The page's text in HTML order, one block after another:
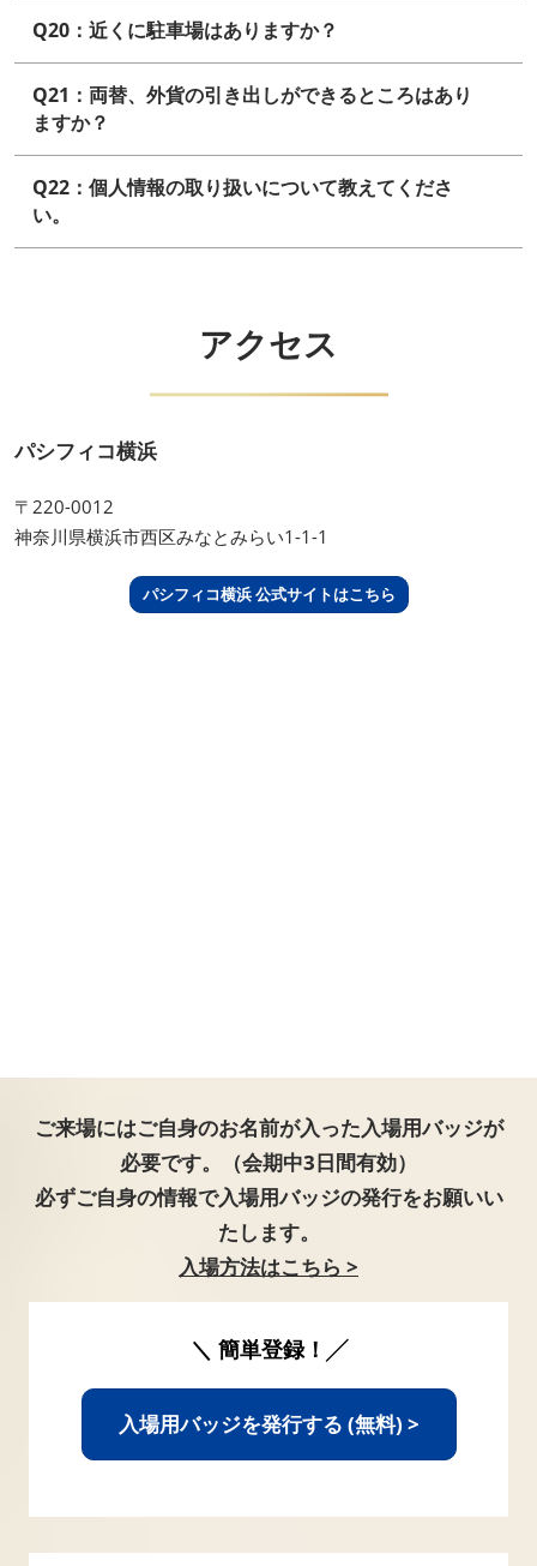
Q20：近くに駐車場はありますか？
Q21：両替、外貨の引き出しができるところはあり
ますか？
Q22：個人情報の取り扱いについて教えてくださ
い。
アクセス
パシフィコ横浜
〒220-0012
神奈川県横浜市西区みなとみらい1-1-1
パシフィコ横浜 公式サイトはこちら
ご来場にはご自身のお名前が入った入場用バッジが
必要です。（会期中3日間有効）
必ずご自身の情報で入場用バッジの発行をお願いい
たします。
入場方法はこちら >
＼ 簡単登録！╱
入場用バッジを発行する (無料) >